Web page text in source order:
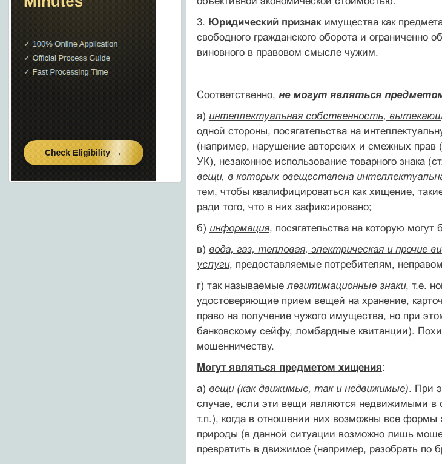
3. Юридический признакимущества как
свободного гражданского оборота и
виновного в правовом смысле чужим.
Соответственно, не могут являться
а) интеллектуальная собственность,
одной стороны, посягательства на
(например, нарушение авторских и смежных прав
УК), незаконное использование товарного знака
вещи, в которых овеществлена
тем, чтобы квалифицироваться как хищение,
ради того, что в них зафиксировано;
б) информация, посягательства на которую
в) вода, газ, тепловая, электрическая и прочие
услуги, предоставляемые потребителям,
г) так называемыелегитимационные знаки, т.е.
удостоверяющие прием вещей на хранение,
право на получение чужого имущества, но при
банковскому сейфу, ломбардные квитанции).
мошенничеству.
Могут являться предметом хищения:
а) вещи (как движимые, так и недвижимые). При
случае, если эти вещи являются недвижимыми в
т.п.), когда в отношении них возможны все
природы (в данной ситуации возможно лишь
превратить в движимое (например, разобрать